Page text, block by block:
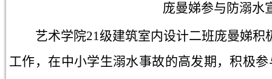
庞曼娣参与防溺水
艺术学院21级建筑室内设计二班庞曼娣
工作，在中小学生溺水事故的高发期，积极